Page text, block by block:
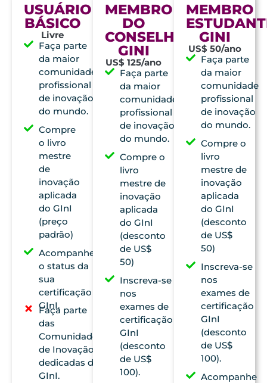
USUÁRIO
BÁSICO
Livre
Faça parte
da maior
comunidade
profissional
de inovação
do mundo.
Compre
o livro
mestre
de
inovação
aplicada
do GInI
(preço
padrão)
Acompanhe
o status da
sua
certificação
GInI.
Faça parte
das
Comunidades
de Inovação
dedicadas do
GInI.
MEMBRO
DO
CONSELHO
GINI
US$ 125/ano
Faça parte
da maior
comunidade
profissional
de inovação
do mundo.
Compre o
livro
mestre de
inovação
aplicada
do GInI
(desconto
de US$
50)
Inscreva-se
nos
exames de
certificação
GInI
(desconto
de US$
100).
MEMBRO
GINI
US$ 50/ano
Faça parte
da maior
comunidade
profissional
de inovação
do mundo.
Compre o
livro
mestre de
inovação
aplicada
do GInI
(desconto
de US$
50)
Inscreva-se
nos
exames de
certificação
GInI
(desconto
de US$
100).
Acompanhe